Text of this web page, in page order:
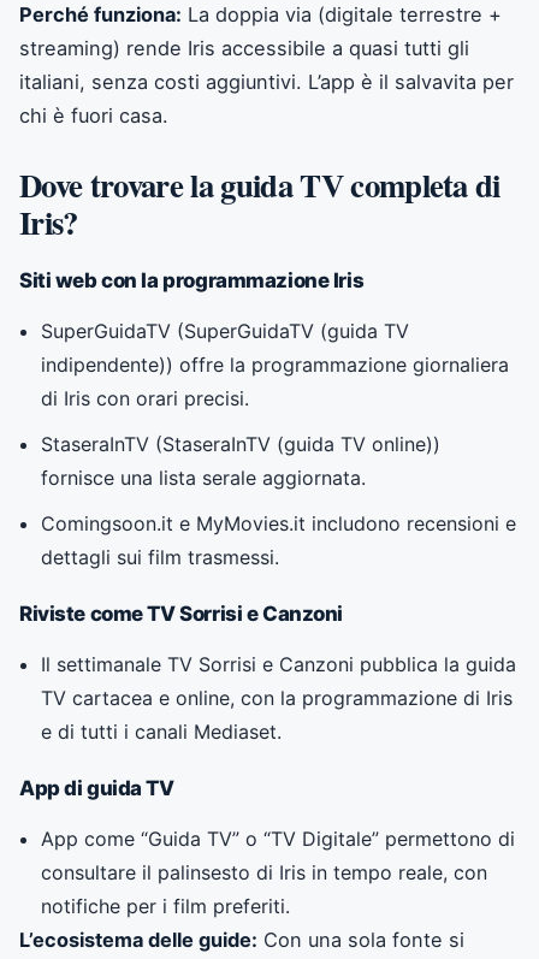
Perché funziona: La doppia via (digitale terrestre +
streaming) rende Iris accessibile a quasi tutti gli
italiani, senza costi aggiuntivi. L’app è il salvavita per
chi è fuori casa.
Dove trovare la guida TV completa di
Iris?
Siti web con la programmazione Iris
SuperGuidaTV (SuperGuidaTV (guida TV
indipendente)) offre la programmazione giornaliera
di Iris con orari precisi.
StaseraInTV (StaseraInTV (guida TV online))
fornisce una lista serale aggiornata.
Comingsoon.it e MyMovies.it includono recensioni e
dettagli sui film trasmessi.
Riviste come TV Sorrisi e Canzoni
Il settimanale TV Sorrisi e Canzoni pubblica la guida
TV cartacea e online, con la programmazione di Iris
e di tutti i canali Mediaset.
App di guida TV
App come “Guida TV” o “TV Digitale” permettono di
consultare il palinsesto di Iris in tempo reale, con
notifiche per i film preferiti.
L’ecosistema delle guide: Con una sola fonte si